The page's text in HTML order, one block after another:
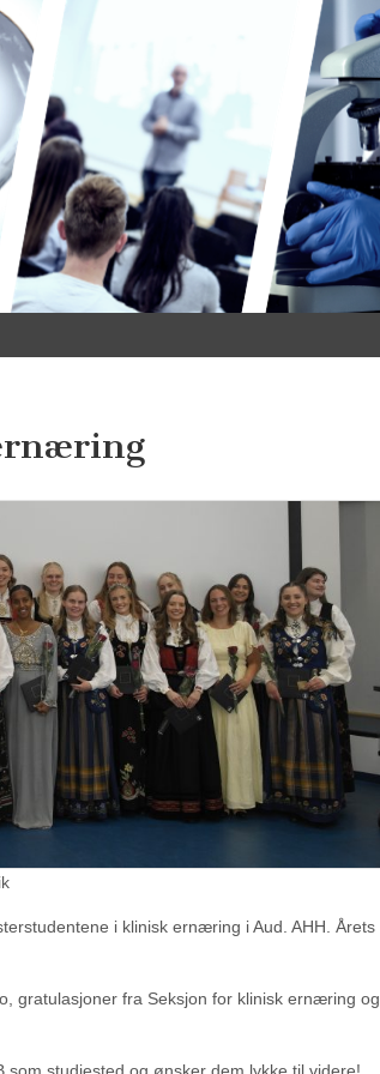
i klinisk ernæring i Aud. AHH. Årets
gratulasjoner fra Seksjon for klinisk ernæring og